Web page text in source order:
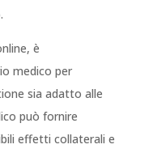
è
medico per
sia adatto alle
può fornire
effetti collaterali e